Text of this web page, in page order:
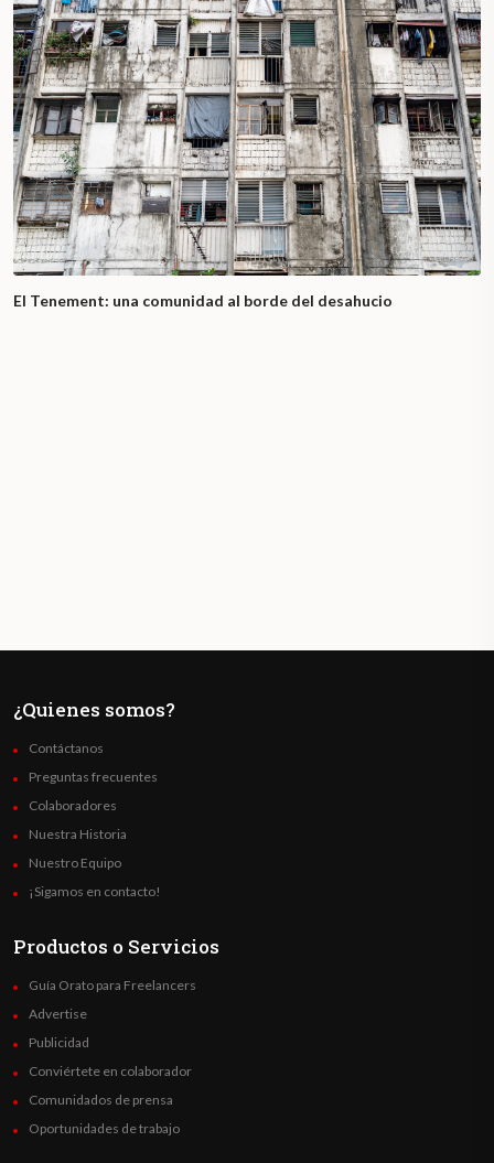
El Tenement: una comunidad al borde del desahucio
¿Quienes somos?
Contáctanos
Preguntas frecuentes
Colaboradores
Nuestra Historia
Nuestro Equipo
¡Sigamos en contacto!
Productos o Servicios
Guía Orato para Freelancers
Advertise
Publicidad
Conviértete en colaborador
Comunidados de prensa
Oportunidades de trabajo